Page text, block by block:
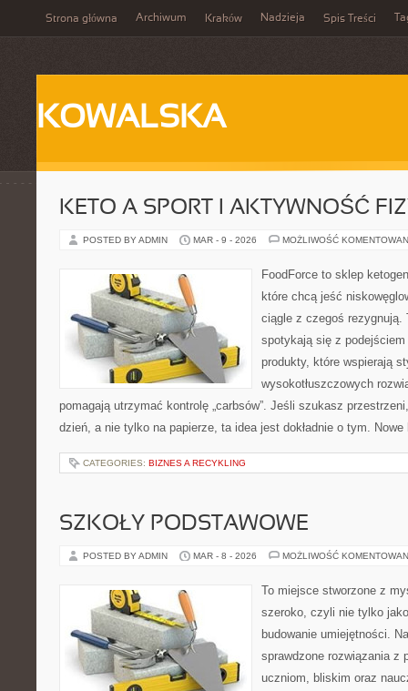
Strona główna Archiwum Kraków Nadzieja Spis Treści
KOWALSKA
KETO A SPORT I AKTYWNOŚĆ
POSTED BY ADMIN MAR - 9 - 2026 MOŻLIWOŚĆ
FoodForce to sklep
które chcą jeść
ciągle z czegoś
spotykają się z
produkty, które wspierają
wysokotłuszczowych
pomagają utrzymać kontrolę „carbsów”. Jeśli szukasz
dzień, a nie tylko na papierze, ta idea jest dokładnie o tym.
CATEGORIES: BIZNES A RECYKLING
SZKOŁY PODSTAWOWE
POSTED BY ADMIN MAR - 8 - 2026 MOŻLIWOŚĆ
To miejsce stworzone z
szeroko, czyli nie tylko
budowanie umiejętności.
sprawdzone rozwiązania z
uczniom, bliskim oraz